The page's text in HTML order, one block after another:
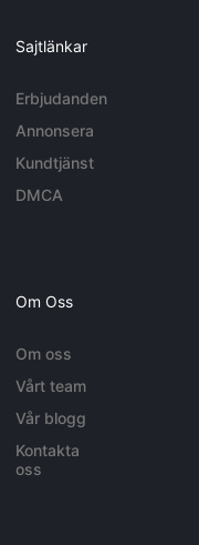
Sajtlänkar
Erbjudanden
Annonsera
Kundtjänst
DMCA
Om Oss
Om oss
Vårt team
Vår blogg
Kontakta
oss